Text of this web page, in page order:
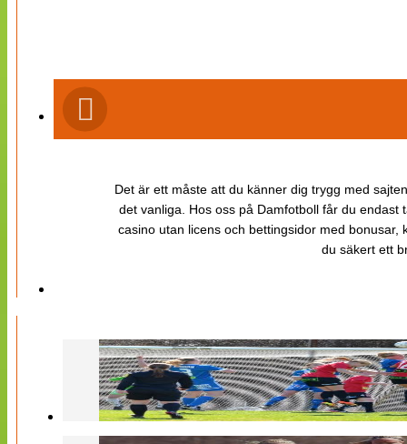
Det är ett måste att du känner dig trygg med
det vanliga. Hos oss på Damfotboll får du
casino utan licens och bettingsidor med
du säkert ett